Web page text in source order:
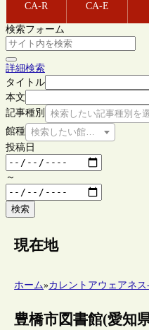
CA-R CA-E
検索フォーム
詳細検索
タイトル
本文
記事種別
検索したい記事種別を
館種 検索したい館種を選択してく
投稿日
～
検索
現在地
ホーム»カレントアウェアネス
豊橋市図書館(愛知